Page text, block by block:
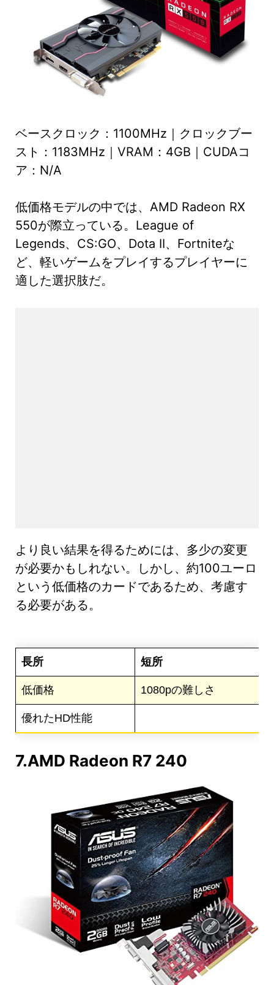
ベースクロック：1100MHz｜クロックブー
スト：1183MHz｜VRAM：4GB｜CUDAコ
ア：N/A
低価格モデルの中では、AMD Radeon RX
550が際立っている。League of
Legends、CS:GO、Dota II、Fortniteな
ど、軽いゲームをプレイするプレイヤーに
適した選択肢だ。
より良い結果を得るためには、多少の変更
が必要かもしれない。しかし、約100ユーロ
という低価格のカードであるため、考慮す
る必要がある。
長所 短所
低価格 1080pの難しさ
優れたHD性能
7.AMD Radeon R7 240